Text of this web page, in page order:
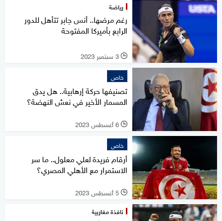
رياضة
رغم مرضها.. أنس جابر تتأهل للدور
الرابع بأميركا المفتوحة
l 3 سبتمبر 2023
خاص
تصنيفها حركة إرهابية.. هل يدق
المسمار الأخير في نعش النهضة؟
l 6 أغسطس 2023
خاص
أرقام فريدة لعلي معلول.. ما سر
الاستمرار مع الأهلي المصري؟
l 5 أغسطس 2023
نافذة مغاربية